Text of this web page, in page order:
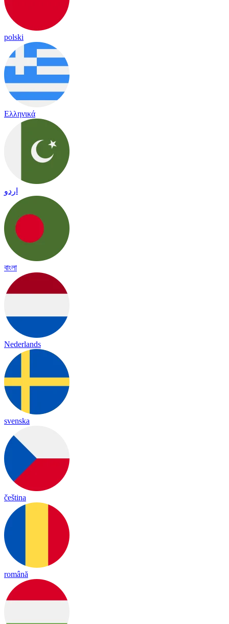
polski
Ελληνικά
اردو
বাংলা
Nederlands
svenska
čeština
română